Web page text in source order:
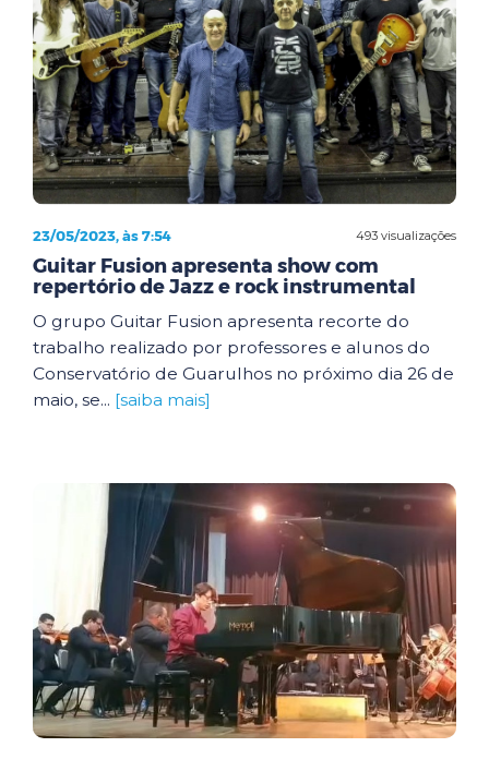
493 visualizações
23/05/2023, às 7:54
Guitar Fusion apresenta show com
repertório de Jazz e rock instrumental
O grupo Guitar Fusion apresenta recorte do
trabalho realizado por professores e alunos do
Conservatório de Guarulhos no próximo dia 26 de
maio, se... [saiba mais]